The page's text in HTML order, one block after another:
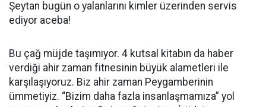
Şeytan bugün o yalanlarını kimler üzerinden servis
ediyor aceba!
Bu çağ müjde taşımıyor. 4 kutsal kitabın da haber
verdiği ahir zaman fitnesinin büyük alametleri ile
karşılaşıyoruz. Biz ahir zaman Peygamberinin
ümmetiyiz. “Bizim daha fazla insanlaşmamıza” yol